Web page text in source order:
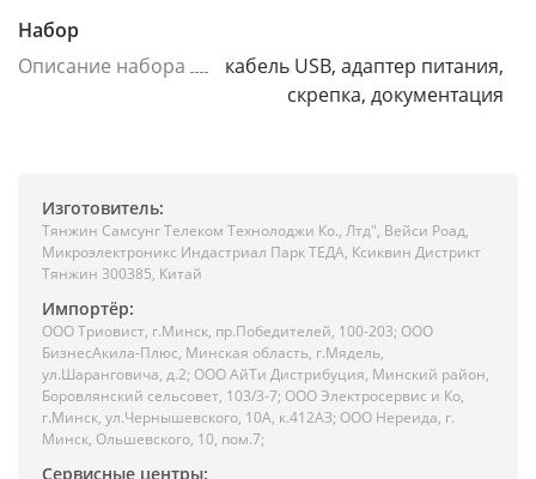
Набор
Описание набора
кабель USB, адаптер питания,
скрепка, документация
Изготовитель:
Тянжин Самсунг Телеком Технолоджи Ко., Лтд", Вейси Роад,
Микроэлектроникс Индастриал Парк ТЕДА, Ксиквин Дистрикт
Тянжин 300385, Китай
Импортёр:
ООО Триовист, г.Минск, пр.Победителей, 100-203; ООО
БизнесАкила-Плюс, Минская область, г.Мядель,
ул.Шаранговича, д.2; ООО АйТи Дистрибуция, Минский район,
Боровлянский сельсовет, 103/3-7; ООО Электросервис и Ко,
г.Минск, ул.Чернышевского, 10А, к.412АЗ; ООО Нереида, г.
Минск, Ольшевского, 10, пом.7;
Сервисные центры: